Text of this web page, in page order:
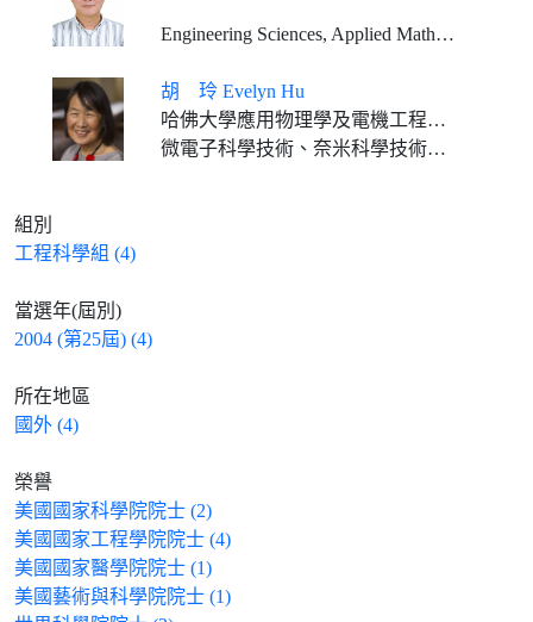
Engineering Sciences, Applied Mathematical Sciences, Applied Physical Sciences
胡 玲 Evelyn Hu
哈佛大學應用物理學及電機工程學Tarr-Coyne教授(2013迄今)、Robin Li and Melissa Ma Professor of Arts and Sciences (2013)
微電子科學技術、奈米科學技術、奈米光子學、量子科學技術
組別
工程科學組 (4)
當選年(屆別)
2004 (第25屆) (4)
所在地區
國外 (4)
榮譽
美國國家科學院院士 (2)
美國國家工程學院院士 (4)
美國國家醫學院院士 (1)
美國藝術與科學院院士 (1)